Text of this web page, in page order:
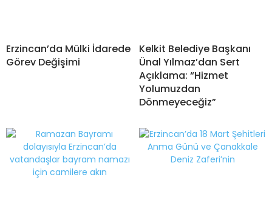
Erzincan’da Mülki İdarede
Görev Değişimi
Kelkit Belediye Başkanı
Ünal Yılmaz’dan Sert
Açıklama: “Hizmet
Yolumuzdan
Dönmeyeceğiz”